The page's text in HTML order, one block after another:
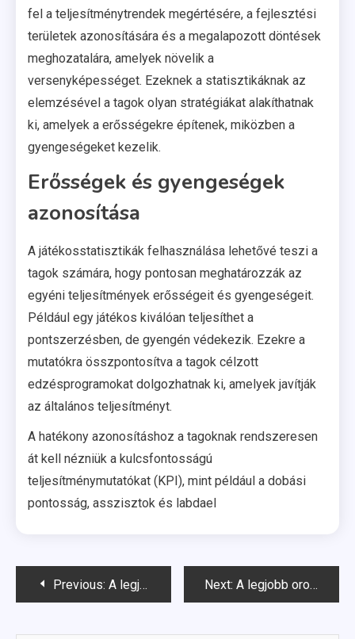
fel a teljesítménytrendek megértésére, a fejlesztési
területek azonosítására és a megalapozott döntések
meghozatalára, amelyek növelik a
versenyképességet. Ezeknek a statisztikáknak az
elemzésével a tagok olyan stratégiákat alakíthatnak
ki, amelyek a erősségekre építenek, miközben a
gyengeségeket kezelik.
Erősségek és gyengeségek
azonosítása
A játékosstatisztikák felhasználása lehetővé teszi a
tagok számára, hogy pontosan meghatározzák az
egyéni teljesítmények erősségeit és gyengeségeit.
Például egy játékos kiválóan teljesíthet a
pontszerzésben, de gyengén védekezik. Ezekre a
mutatókra összpontosítva a tagok célzott
edzésprogramokat dolgozhatnak ki, amelyek javítják
az általános teljesítményt.
A hatékony azonosításhoz a tagoknak rendszeresen
át kell nézniük a kulcsfontosságú
teljesítménymutatókat (KPI), mint például a dobási
pontosság, asszisztok és labdael
PostPrevious: A legjobb indonéz labdarúgók mérkőzés teljesítmény mutatói alapján Next: A legjobb orosz labdarúgók és teljesítménymutatóik